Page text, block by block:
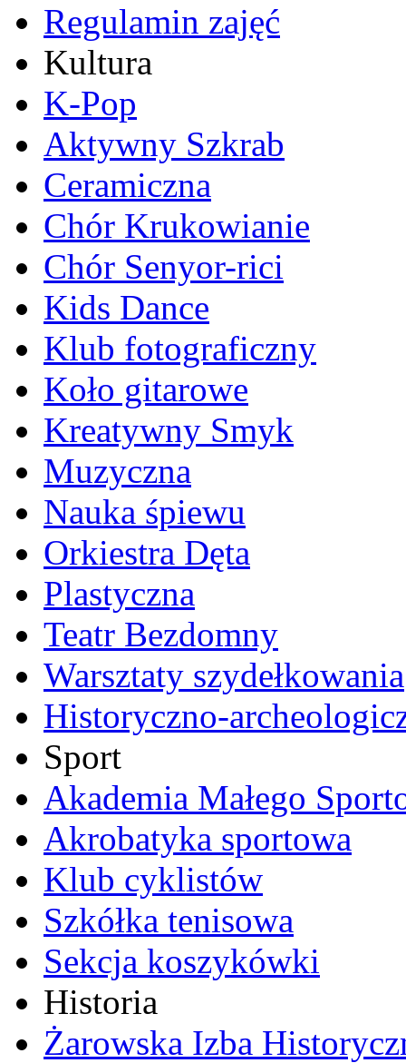
Regulamin zajęć
Kultura
K-Pop
Aktywny Szkrab
Ceramiczna
Chór Krukowianie
Chór Senyor-rici
Kids Dance
Klub fotograficzny
Koło gitarowe
Kreatywny Smyk
Muzyczna
Nauka śpiewu
Orkiestra Dęta
Plastyczna
Teatr Bezdomny
Warsztaty szydełkowania
Historyczno-
Sport
Akademia Małego
Akrobatyka sportowa
Klub cyklistów
Szkółka tenisowa
Sekcja koszykówki
Historia
Żarowska Izba